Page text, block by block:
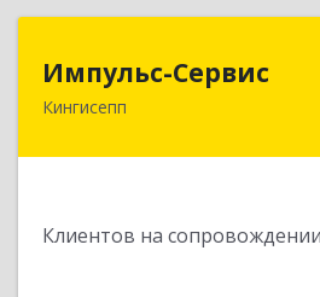
Импульс-Сервис
Кингисепп
Клиентов на сопровождении
188480, Ленинградская обл,